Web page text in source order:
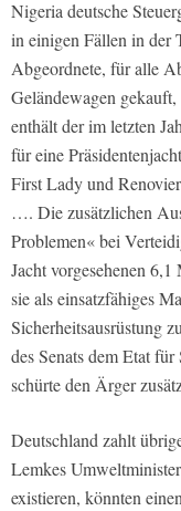
Nigeria deutsche
in einigen Fällen in der
Abgeordnete, für alle
Geländewagen
enthält der im letzten
für eine
First Lady und
…. Die zusätzlichen
Problemen« bei
Jacht vorgesehenen
sie als einsatzfähiges
Sicherheitsausrüstung
des Senats dem Etat
schürte den Ärger
Deutschland zahlt
Lemkes
existieren, könnten